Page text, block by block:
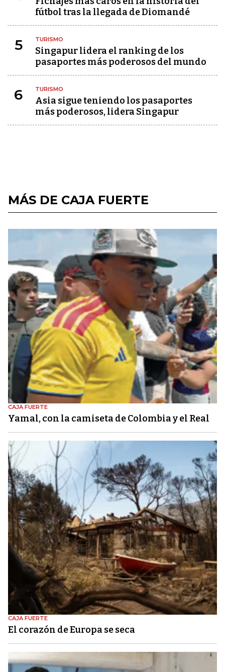
fútbol tras la llegada de Diomandé
5 TURISMO
Singapur lidera el ranking de los
pasaportes más poderosos del mundo
6 TURISMO
Asia sigue teniendo los pasaportes
más poderosos, lidera Singapur
MÁS DE CAJA FUERTE
CAJA FUERTE
Yamal, con la camiseta de Colombia y el Real
CAJA FUERTE
El corazón de Europa se seca